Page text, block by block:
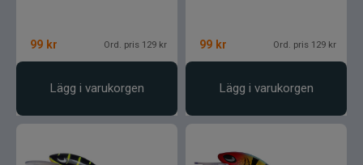
Halco
Headbanger
99 kr Ord. pris 129 kr
Lägg i varukorgen
99 kr Ord. pris 129 kr
Lägg i varukorgen